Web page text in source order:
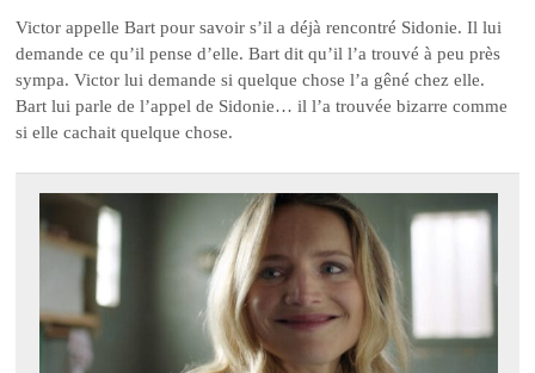
Victor appelle Bart pour savoir s’il a déjà rencontré Sidonie. Il lui
demande ce qu’il pense d’elle. Bart dit qu’il l’a trouvé à peu près
sympa. Victor lui demande si quelque chose l’a gêné chez elle.
Bart lui parle de l’appel de Sidonie… il l’a trouvée bizarre comme
si elle cachait quelque chose.